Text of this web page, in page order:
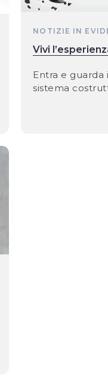
NOTIZIE IN
Vivi
Entra e
sistema